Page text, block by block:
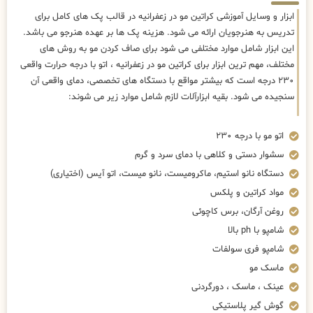
ابزار و وسایل آموزشی کراتین مو در زعفرانیه در قالب پک های کامل برای
تدریس به هنرجویان ارائه می شود. هزینه پک ها بر عهده هنرجو می باشد.
این ابزار شامل موارد مختلفی می شود برای صاف کردن مو به روش های
مختلف، مهم ترین ابزار برای کراتین مو در زعفرانیه ، اتو با درجه حرارت واقعی
۲۳۰ درجه است که بیشتر مواقع با دستگاه های تخصصی، دمای واقعی آن
سنجیده می شود. بقیه ابزارآلات لازم شامل موارد زیر می شوند:
اتو مو با درجه ۲۳۰
سشوار دستی و کلاهی با دمای سرد و گرم
دستگاه نانو استیم، ماکرومیست، نانو میست، اتو آیس (اختیاری)
مواد کراتین و پلکس
روغن آرگان، برس کاچوئی
شامپو با ph بالا
شامپو فری سولفات
ماسک مو
عینک ، ماسک ، دورگردنی
گوش گیر پلاستیکی